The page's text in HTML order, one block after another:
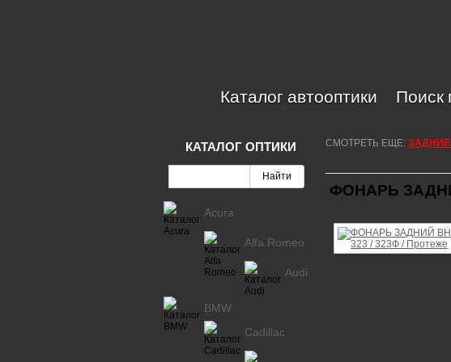
Каталог автооптики Поиск
СМОТРЕТЬ ЕЩЕ: ЗАДНИЕ
ФОНАРЬ
КАТАЛОГ ОПТИКИ
Acura
Alfa Romeo
Audi
BMW
Cadillac